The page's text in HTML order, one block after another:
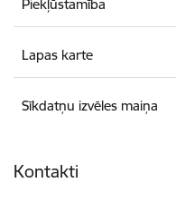
Piekļūstamība
Lapas karte
Sīkdatņu izvēles maiņa
Kontakti